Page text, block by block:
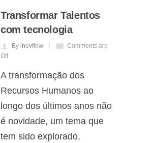
Transformar Talentos
com tecnologia
By inovflow
Comments are
Off
A transformação dos
Recursos Humanos ao
longo dos últimos anos não
é novidade, um tema que
tem sido explorado,